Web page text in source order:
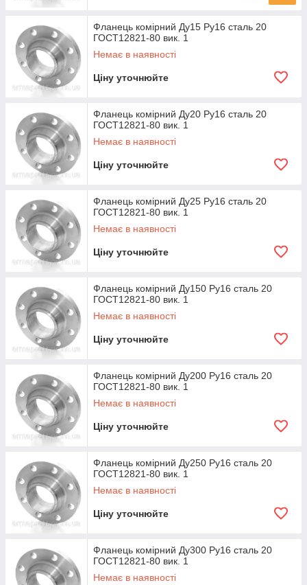
Фланець комірний Ду15 Ру16 сталь 20
ГОСТ12821-80 вик. 1
Немає в наявності
Ціну уточнюйте
Фланець комірний Ду20 Ру16 сталь 20
ГОСТ12821-80 вик. 1
Немає в наявності
Ціну уточнюйте
Фланець комірний Ду25 Ру16 сталь 20
ГОСТ12821-80 вик. 1
Немає в наявності
Ціну уточнюйте
Фланець комірний Ду150 Ру16 сталь 20
ГОСТ12821-80 вик. 1
Немає в наявності
Ціну уточнюйте
Фланець комірний Ду200 Ру16 сталь 20
ГОСТ12821-80 вик. 1
Немає в наявності
Ціну уточнюйте
Фланець комірний Ду250 Ру16 сталь 20
ГОСТ12821-80 вик. 1
Немає в наявності
Ціну уточнюйте
Фланець комірний Ду300 Ру16 сталь 20
ГОСТ12821-80 вик. 1
Немає в наявності